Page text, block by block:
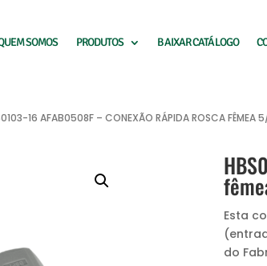
SOMOS PRODUTOS BAIXAR CATÁLOGO
16 AFAB0508F – CONEXÃO RÁPIDA ROSCA FÊMEA
Esta
do